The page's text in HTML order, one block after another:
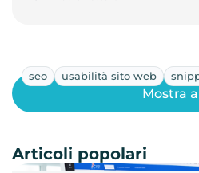
seo usabilità sito web
Mostra
Articoli popolari